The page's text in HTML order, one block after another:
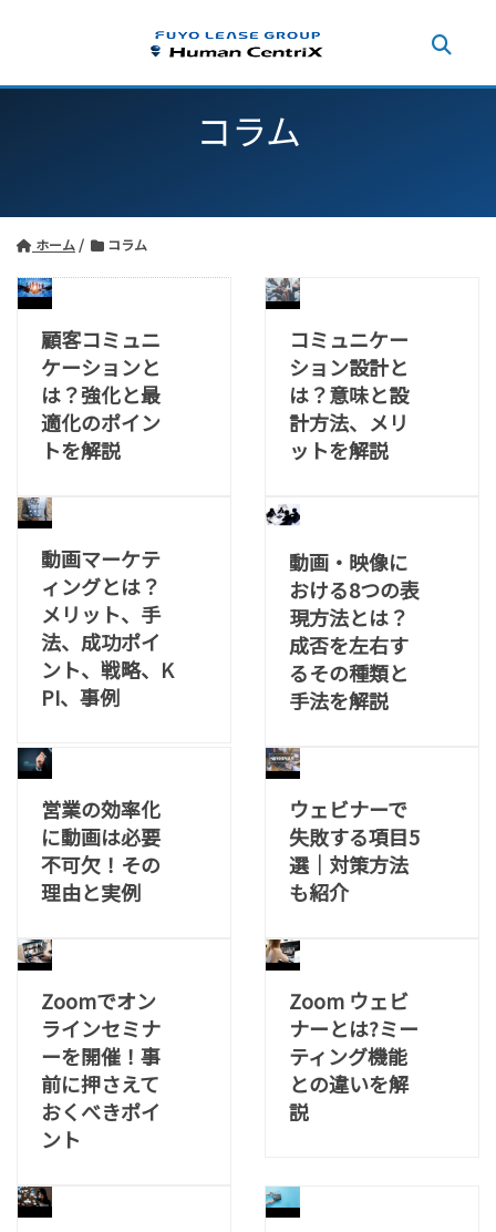
コラム
ホーム コラム
顧客コミュニ
ケーションと
は？強化と最
適化のポイン
トを解説
コミュニケー
ション設計と
は？意味と設
計方法、メリ
ットを解説
動画マーケテ
ィングとは？
メリット、手
法、成功ポイ
ント、戦略、K
PI、事例
動画・映像に
おける8つの表
現方法とは？
成否を左右す
るその種類と
手法を解説
営業の効率化
に動画は必要
不可欠！その
理由と実例
ウェビナーで
失敗する項目5
選｜対策方法
も紹介
Zoomでオン
ラインセミナ
ーを開催！事
前に押さえて
おくべきポイ
ント
Zoom ウェビ
ナーとは?ミー
ティング機能
との違いを解
説